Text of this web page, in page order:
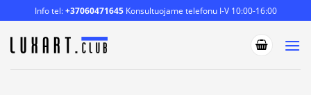
to
content
Info tel:+37060471645Konsultuojame telefonu I-V 10:00-16:00